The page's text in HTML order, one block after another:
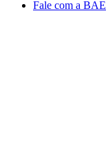
Fale com a BAE